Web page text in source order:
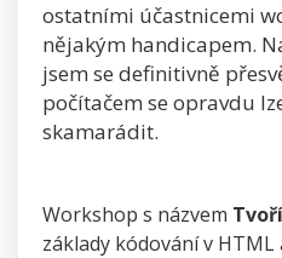
ostatními účastnicemi
nějakým handicapem.
jsem se definitivně
počítačem se opravdu
skamarádit.
Workshop s názvem
základy kódování v HTML